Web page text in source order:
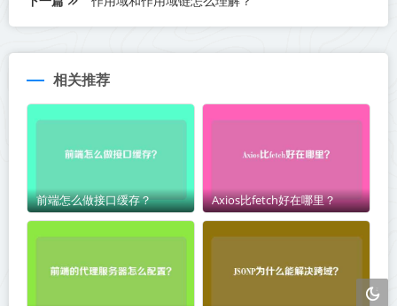
相关推荐
前端怎么做接口缓存？ Axios比fetch好在哪里？